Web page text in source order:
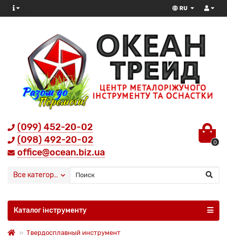
RU
(099) 452-20-02
(098) 492-20-02
office@ocean.biz.ua
0
Все категории
Каталог інструменту
Твердосплавный инструмент